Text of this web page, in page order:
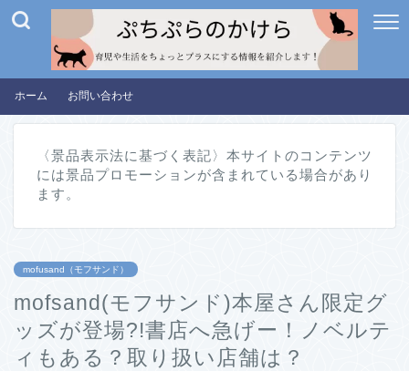
ホーム お問い合わせ
〈景品表示法に基づく表記〉本サイトのコンテンツ
には景品プロモーションが含まれている場合があり
ます。
mofusand（モフサンド）
mofsand(モフサンド)本屋さん限定グ
ッズが登場?!書店へ急げー！ノベルテ
ィもある？取り扱い店舗は？